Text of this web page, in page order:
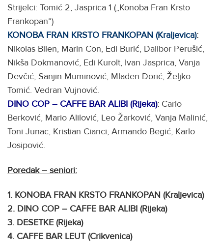
Strijelci: Tomić 2, Jasprica 1 („Konoba Fran Krsto
Frankopan“)
KONOBA FRAN KRSTO FRANKOPAN (Kraljevica):
Nikolas Bilen, Marin Con, Edi Burić, Dalibor Perušić,
Nikša Dokmanović, Edi Kurolt, Ivan Jasprica, Vanja
Devčić, Sanjin Muminović, Mladen Dorić, Željko
Tomić. Vedran Vujnović.
DINO COP – CAFFE BAR ALIBI (Rijeka): Carlo
Berković, Mario Alilović, Leo Žarković, Vanja Malinić,
Toni Junac, Kristian Cianci, Armando Begić, Karlo
Josipović.
Poredak – seniori:
1. KONOBA FRAN KRSTO FRANKOPAN (Kraljevica)
2. DINO COP – CAFFE BAR ALIBI (Rijeka)
3. DESETKE (Rijeka)
4. CAFFE BAR LEUT (Crikvenica)